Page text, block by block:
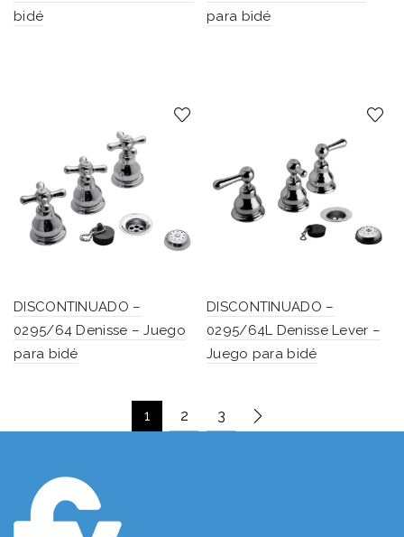
bidé
para bidé
DISCONTINUADO –
0295/64 Denisse – Juego
para bidé
DISCONTINUADO –
0295/64L Denisse Lever –
Juego para bidé
1 2 3